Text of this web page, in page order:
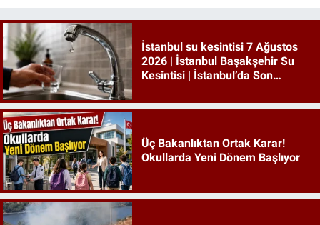
İstanbul su kesintisi 7 Ağustos
2026 | İstanbul Başakşehir Su
Kesintisi | İstanbul’da Son
Üç Bakanlıktan Ortak Karar!
Okullarda Yeni Dönem Başlıyor